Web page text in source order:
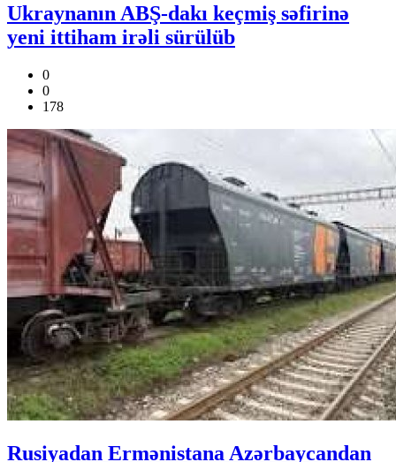
Ukraynanın ABŞ-dakı keçmiş səfirinə
yeni ittiham irəli sürülüb
0
0
178
Rusiyadan Ermənistana Azərbaycandan